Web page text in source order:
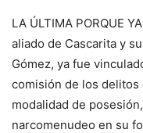
LA ÚLTIMA PORQUE
aliado de Cascarita y
Gómez, ya fue
comisión de los
modalidad de
narcomenudeo en su